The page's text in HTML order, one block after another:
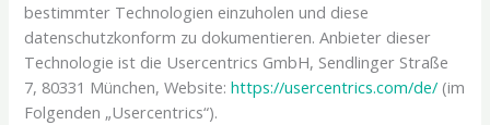
bestimmter Technologien einzuholen und diese
datenschutzkonform zu dokumentieren. Anbieter dieser
Technologie ist die Usercentrics GmbH, Sendlinger Straße
7, 80331 München, Website:https://usercentrics.com/de/ (im
Folgenden „Usercentrics“).